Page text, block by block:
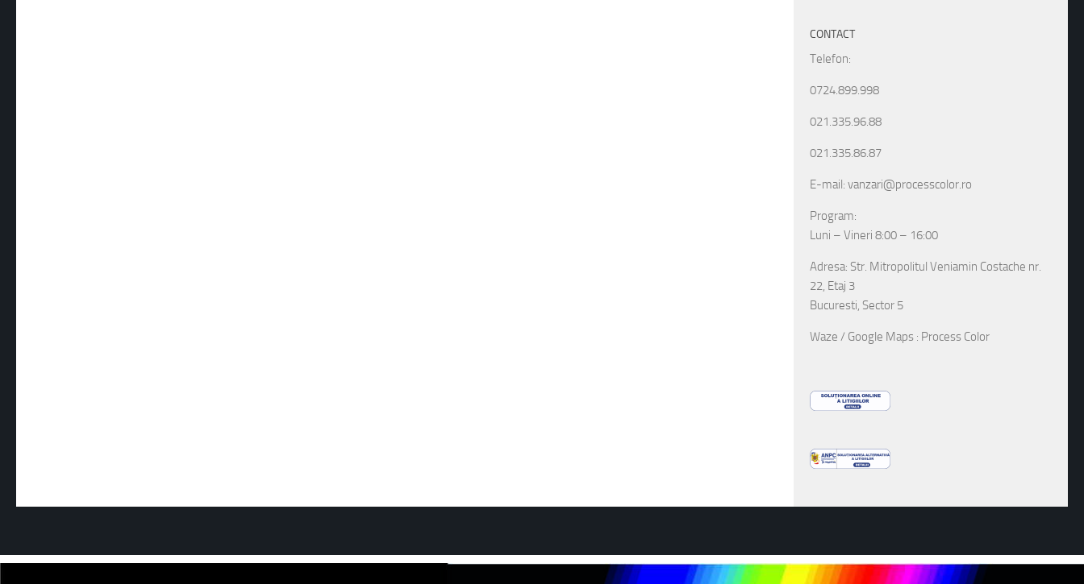
CONTACT
Telefon:
0724.899.998
021.335.96.88
021.335.86.87
E-mail: vanzari@processcolor.ro
Program:
Luni – Vineri 8:00 – 16:00
Adresa: Str. Mitropolitul Veniamin Costache nr.
22, Etaj 3
Bucuresti, Sector 5
Waze / Google Maps : Process Color